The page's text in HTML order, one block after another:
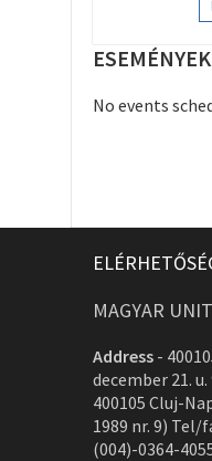
ESEMÉNYEK
No events
MAGYAR
Address -
december 21.
400105 Cluj-
1989 nr. 9) Tel/
(004)-0364-